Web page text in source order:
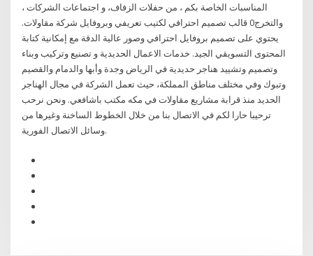
المناسبات الخاصة بكم ، من حفلات الزفاف، و اجتماعات الشركات ،
والتخرج0 قالب تصميم احترافي لكتيب تعريفي وبروفايل شركة مقاولات.
يحتوي على تصميم بروفايل احترافي وصور عالية الدقة مع إمكانية كتابة
المحتوى التسويقي الجيد. خدمات الاعمال الحديدية و تصنيع وتركيب وبناء
وتصميم وتشييد هناجر حديدية في الرياض وجدة وأبها والدمام والقصيم
وتبوك وفي مختلف مناطق المملكة، حيث تعمل الشركة في مجال الهناجر
الحديد منذ قرابة مشاريع مقاولات في مكه مكتب باشافعي. ونحن نرحب
ترحيبا حارا لكم في الاتصال بنا من خلال الخطوط الساخنة وغيرها من
وسائل الاتصال الفورية.